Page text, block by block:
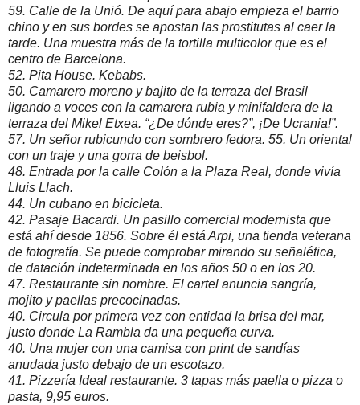
59. Calle de la Unió. De aquí para abajo empieza el barrio
chino y en sus bordes se apostan las prostitutas al caer la
tarde. Una muestra más de la tortilla multicolor que es el
centro de Barcelona.
52. Pita House. Kebabs.
50. Camarero moreno y bajito de la terraza del Brasil
ligando a voces con la camarera rubia y minifaldera de la
terraza del Mikel Etxea. “¿De dónde eres?”, ¡De Ucrania!”.
57. Un señor rubicundo con sombrero fedora. 55. Un oriental
con un traje y una gorra de beisbol.
48. Entrada por la calle Colón a la Plaza Real, donde vivía
Lluis Llach.
44. Un cubano en bicicleta.
42. Pasaje Bacardi. Un pasillo comercial modernista que
está ahí desde 1856. Sobre él está Arpi, una tienda veterana
de fotografía. Se puede comprobar mirando su señalética,
de datación indeterminada en los años 50 o en los 20.
47. Restaurante sin nombre. El cartel anuncia sangría,
mojito y paellas precocinadas.
40. Circula por primera vez con entidad la brisa del mar,
justo donde La Rambla da una pequeña curva.
40. Una mujer con una camisa con print de sandías
anudada justo debajo de un escotazo.
41. Pizzería Ideal restaurante. 3 tapas más paella o pizza o
pasta, 9,95 euros.